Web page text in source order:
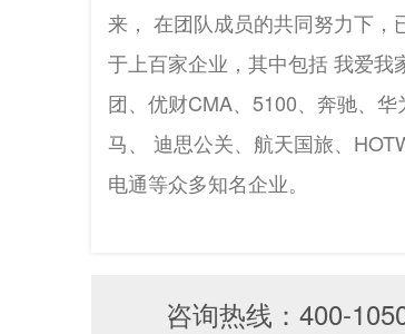
来， 在团队成员的共同努力下，
于上百家企业，其中包括 我爱我
团、优财CMA、5100、奔驰、华
马、 迪思公关、航天国旅、
电通等众多知名企业。
咨询热线：400-